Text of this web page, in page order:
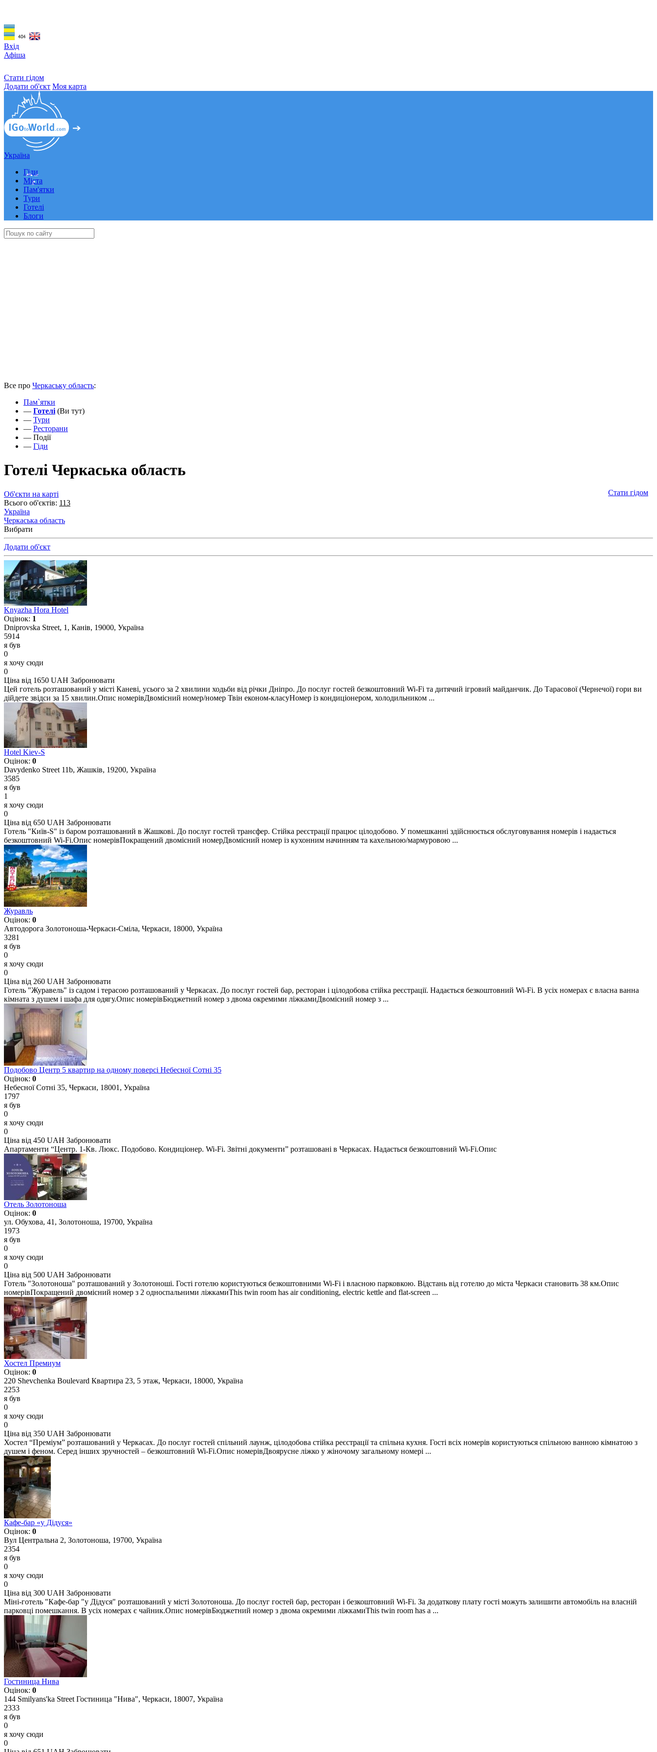
Вхід
Афіша
Стати гідом
Додати об'єкт Моя карта
Україна
Гіди
Міста
Пам'ятки
Тури
Готелі
Блоги
Все про Черкаську область:
Пам`ятки
— Готелі (Ви тут)
— Тури
— Ресторани
— Події
— Гіди
Готелі Черкаська область
Об'єкти на карті
Стати гідом
Всього об'єктів: 113
Україна
Черкаська область
Вибрати
Додати об'єкт
Knyazha Hora Hotel
Оцінок: 1
Dniprovska Street, 1, Канів, 19000, Україна
5914
я був
0
я хочу сюди
0
Ціна від 1650 UAH Забронювати
Цей готель розташований у місті Каневі, усього за 2 хвилини ходьби від річки Дніпро. До послуг гостей безкоштовний Wi-Fi та дитячий ігровий майданчик. До Тарасової (Чернечої) гори ви
дійдете звідси за 15 хвилин.Опис номерівДвомісний номер/номер Твін економ-класуНомер із кондиціонером, холодильником ...
Hotel Kiev-S
Оцінок: 0
Davydenko Street 11b, Жашків, 19200, Україна
3585
я був
1
я хочу сюди
0
Ціна від 650 UAH Забронювати
Готель "Київ-S" із баром розташований в Жашкові. До послуг гостей трансфер. Стійка реєстрації працює цілодобово. У помешканні здійснюється обслуговування номерів і надається
безкоштовний Wi-Fi.Опис номерівПокращений двомісний номерДвомісний номер із кухонним начинням та кахельною/мармуровою ...
Журавль
Оцінок: 0
Автодорога Золотоноша-Черкаси-Сміла, Черкаси, 18000, Україна
3281
я був
0
я хочу сюди
0
Ціна від 260 UAH Забронювати
Готель "Журавель" із садом і терасою розташований у Черкасах. До послуг гостей бар, ресторан і цілодобова стійка реєстрації. Надається безкоштовний Wi-Fi. В усіх номерах є власна ванна
кімната з душем і шафа для одягу.Опис номерівБюджетний номер з двома окремими ліжкамиДвомісний номер з ...
Подобово Центр 5 квартир на одному поверсі Небесної Сотні 35
Оцінок: 0
Небесної Сотні 35, Черкаси, 18001, Україна
1797
я був
0
я хочу сюди
0
Ціна від 450 UAH Забронювати
Апартаменти “Центр. 1-Кв. Люкс. Подобово. Кондиціонер. Wi-Fi. Звітні документи” розташовані в Черкасах. Надається безкоштовний Wi-Fi.Опис
Отель Золотоноша
Оцінок: 0
ул. Обухова, 41, Золотоноша, 19700, Україна
1973
я був
0
я хочу сюди
0
Ціна від 500 UAH Забронювати
Готель "Золотоноша" розташований у Золотоноші. Гості готелю користуються безкоштовними Wi-Fi і власною парковкою. Відстань від готелю до міста Черкаси становить 38 км.Опис
номерівПокращений двомісний номер з 2 односпальними ліжкамиThis twin room has air conditioning, electric kettle and flat-screen ...
Хостел Премиум
Оцінок: 0
220 Shevchenka Boulevard Квартира 23, 5 этаж, Черкаси, 18000, Україна
2253
я був
0
я хочу сюди
0
Ціна від 350 UAH Забронювати
Хостел “Преміум” розташований у Черкасах. До послуг гостей спільний лаунж, цілодобова стійка реєстрації та спільна кухня. Гості всіх номерів користуються спільною ванною кімнатою з
душем і феном. Серед інших зручностей – безкоштовний Wi-Fi.Опис номерівДвоярусне ліжко у жіночому загальному номері ...
Кафе-бар «у Дідуся»
Оцінок: 0
Вул Центральна 2, Золотоноша, 19700, Україна
2354
я був
0
я хочу сюди
0
Ціна від 300 UAH Забронювати
Міні-готель "Кафе-бар "у Дідуся" розташований у місті Золотоноша. До послуг гостей бар, ресторан і безкоштовний Wi-Fi. За додаткову плату гості можуть залишити автомобіль на власній
парковці помешкання. В усіх номерах є чайник.Опис номерівБюджетний номер з двома окремими ліжкамиThis twin room has a ...
Гостиница Нива
Оцінок: 0
144 Smilyans'ka Street Гостиница "Нива", Черкаси, 18007, Україна
2333
я був
0
я хочу сюди
0